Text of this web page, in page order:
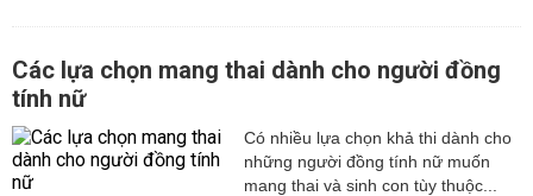
Các lựa chọn mang thai dành cho người đồng
tính nữ
Có nhiều lựa chọn khả thi dành cho
những người đồng tính nữ muốn
mang thai và sinh con tùy thuộc...